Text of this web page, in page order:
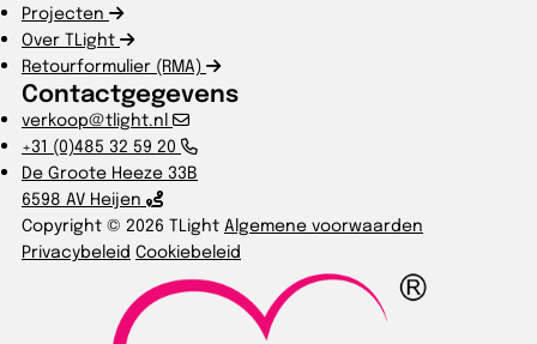
Projecten
Over TLight
Retourformulier (RMA)
Contactgegevens
verkoop@tlight.nl
+31 (0)485 32 59 20
De Groote Heeze 33B
6598 AV Heijen
Copyright © 2026 TLight Algemene voorwaarden
Privacybeleid Cookiebeleid